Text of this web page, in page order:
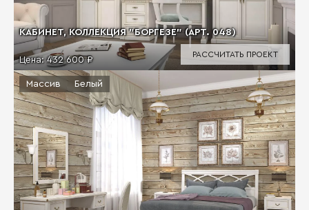
КАБИНЕТ, КОЛЛЕКЦИЯ "БОРГЕЗЕ" (АРТ. 048)
Цена:432 600 ₽
РАССЧИТАТЬ ПРОЕКТ
Массив Белый